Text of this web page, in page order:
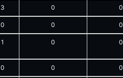
3 0 0
0 0 0
1 0 0
0 0 0